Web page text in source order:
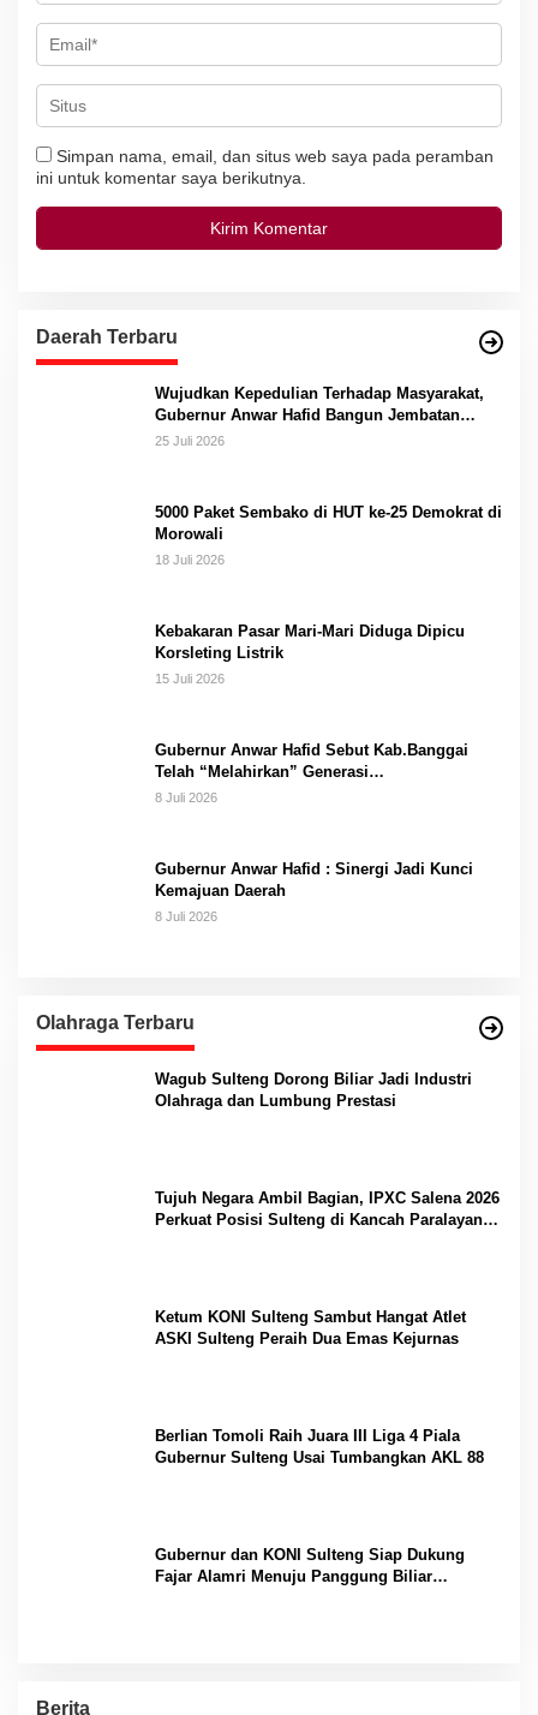
Simpan nama, email, dan situs web saya pada peramban
ini untuk komentar saya berikutnya.
Daerah Terbaru
Wujudkan Kepedulian Terhadap Masyarakat,
Gubernur Anwar Hafid Bangun Jembatan
Gantung Masungkang dengan Dana Pribadi
25 Juli 2026
5000 Paket Sembako di HUT ke-25 Demokrat di
Morowali
18 Juli 2026
Kebakaran Pasar Mari-Mari Diduga Dipicu
Korsleting Listrik
15 Juli 2026
Gubernur Anwar Hafid Sebut Kab.Banggai
Telah “Melahirkan” Generasi…
8 Juli 2026
Gubernur Anwar Hafid : Sinergi Jadi Kunci
Kemajuan Daerah
8 Juli 2026
Olahraga Terbaru
Wagub Sulteng Dorong Biliar Jadi Industri
Olahraga dan Lumbung Prestasi
Tujuh Negara Ambil Bagian, IPXC Salena 2026
Perkuat Posisi Sulteng di Kancah Paralayang
Ketum KONI Sulteng Sambut Hangat Atlet
ASKI Sulteng Peraih Dua Emas Kejurnas
Berlian Tomoli Raih Juara III Liga 4 Piala
Gubernur Sulteng Usai Tumbangkan AKL 88
Gubernur dan KONI Sulteng Siap Dukung
Fajar Alamri Menuju Panggung Biliar
Berita